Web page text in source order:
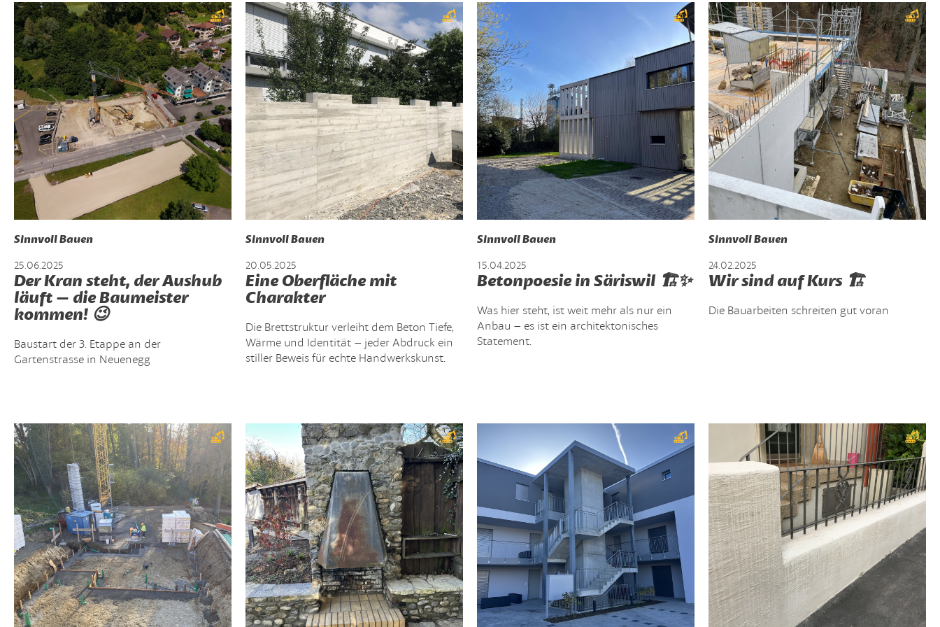
Sinnvoll Bauen
25.06.2025
Der Kran steht, der Aushub
läuft – die Baumeister
kommen! 😉
Baustart der 3. Etappe an der
Gartenstrasse in Neuenegg
Sinnvoll Bauen
20.05.2025
Eine Oberfläche mit
Charakter
Die Brettstruktur verleiht dem Beton Tiefe,
Wärme und Identität – jeder Abdruck ein
stiller Beweis für echte Handwerkskunst.
Sinnvoll Bauen
15.04.2025
Betonpoesie in Säriswil 🏗️✨
Was hier steht, ist weit mehr als nur ein
Anbau – es ist ein architektonisches
Statement.
Sinnvoll Bauen
24.02.2025
Wir sind auf Kurs 🏗️
Die Bauarbeiten schreiten gut voran